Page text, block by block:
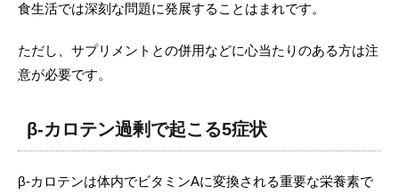
食生活では深刻な問題に発展することはまれです。
ただし、サプリメントとの併用などに心当たりのある方は注
意が必要です。
β-カロテン過剰で起こる5症状
β-カロテンは体内でビタミンAに変換される重要な栄養素で